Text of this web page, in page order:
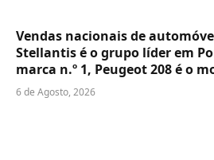
Vendas nacionais de
Stellantis é o grupo líder em
marca n.º 1, Peugeot 208 é o
6 de Agosto, 2026